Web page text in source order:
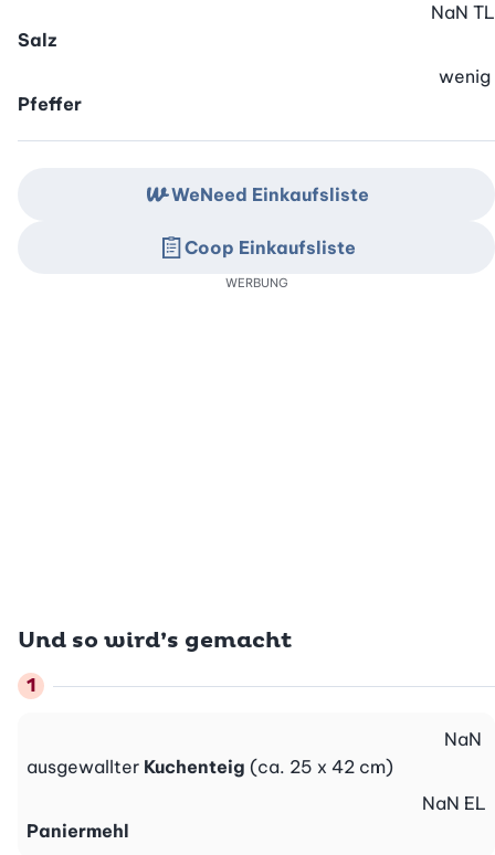
Salz
NaN TL
Pfeffer
wenig
Und so wird’s gemacht
ausgewallter Kuchenteig (ca. 25 x 42 cm)
NaN
Paniermehl
NaN EL
WeNeed Einkaufsliste
Coop Einkaufsliste
WERBUNG